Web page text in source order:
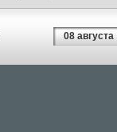
08 августа